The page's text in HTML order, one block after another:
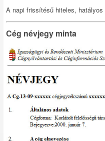
A napi frissítésű hiteles,
Cég névjegy minta